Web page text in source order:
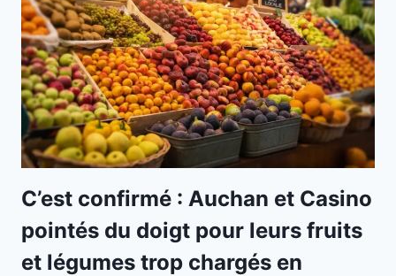
C’est confirmé : Auchan et Casino
pointés du doigt pour leurs fruits
et légumes trop chargés en